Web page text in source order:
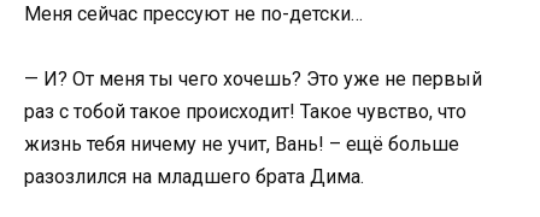
Меня сейчас прессуют не по-детски…
— И? От меня ты чего хочешь? Это уже не первый
раз с тобой такое происходит! Такое чувство, что
жизнь тебя ничему не учит, Вань! – ещё больше
разозлился на младшего брата Дима.